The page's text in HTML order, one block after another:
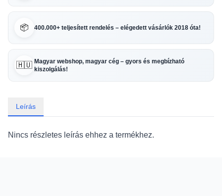
📦 400.000+ teljesített rendelés – elégedett vásárlók 2018 óta!
🇭🇺 Magyar webshop, magyar cég – gyors és megbízható
kiszolgálás!
Leírás
Nincs részletes leírás ehhez a termékhez.